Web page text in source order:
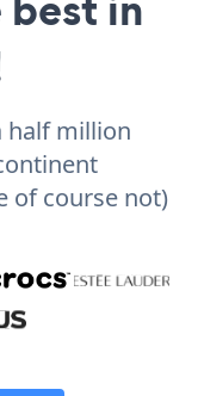
half million
of course not)